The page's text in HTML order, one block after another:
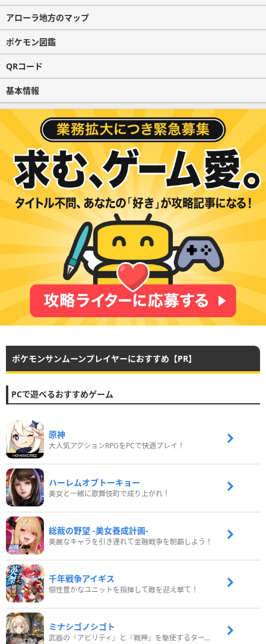
アローラ地方のマップ
ポケモン図鑑
QRコード
基本情報
ポケモンサンムーンプレイヤーにおすすめ【PR】
PCで遊べるおすすめゲーム
原神
大人気アクションRPGをPCで快適プレイ！
ハーレムオブトーキョー
美女と一緒に歌舞伎町で成り上がれ！
総裁の野望 -美女養成計画-
美麗なキャラを引き連れて金融戦争を制覇しよう！
千年戦争アイギス
個性豊かなユニットを指揮して敵を迎え撃て！
ミナシゴノシゴト
武器の『アビリティ』と『戦神』を駆使するターン制コマンドバトルRPG！